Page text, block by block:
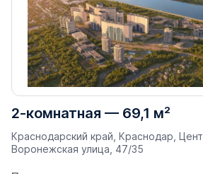
2-комнатная — 69,1 м²
Краснодарский край, Краснодар,
Воронежская улица, 47/35